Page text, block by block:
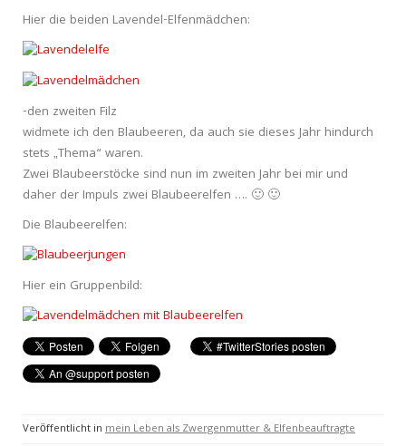
Hier die beiden Lavendel-Elfenmädchen:
-den zweiten Filz
widmete ich den Blaubeeren, da auch sie dieses Jahr hindurch
stets „Thema“ waren.
Zwei Blaubeerstöcke sind nun im zweiten Jahr bei mir und
daher der Impuls zwei Blaubeerelfen …. 🙂 🙂
Die Blaubeerelfen:
Hier ein Gruppenbild:
Veröffentlicht in mein Leben als Zwergenmutter & Elfenbeauftragte